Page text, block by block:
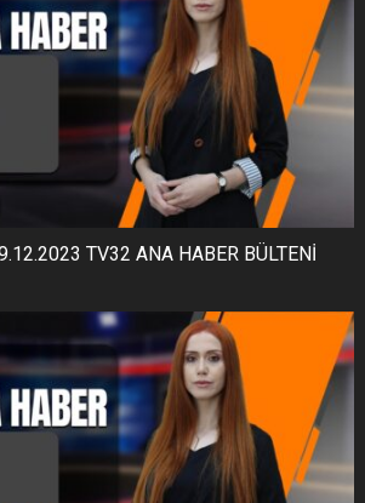
TV32 ANA HABER BÜLTENİ